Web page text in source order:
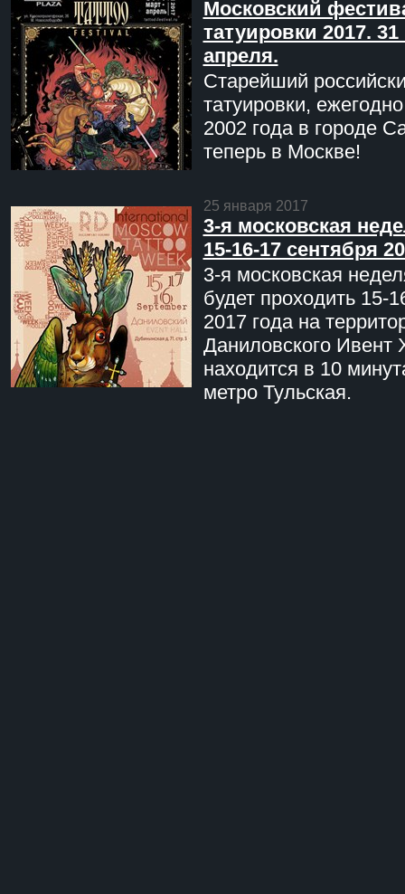
Московский
татуировки 2017. 31
апреля.
Старейший
татуировки,
2002 года в городе
теперь в Москве!
25 января 2017
3-я московская
15-16-17 сентября
3-я московская
будет проходить 15-
2017 года на
Даниловского Ивент
находится в 10
метро Тульская.